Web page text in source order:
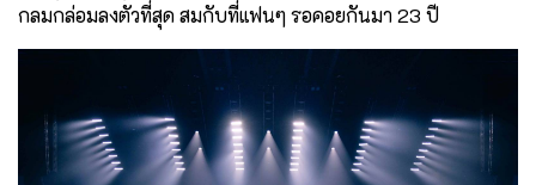
กลมกล่อมลงตัวที่สุด สมกับที่แฟนๆ รอคอยกันมา 23 ปี